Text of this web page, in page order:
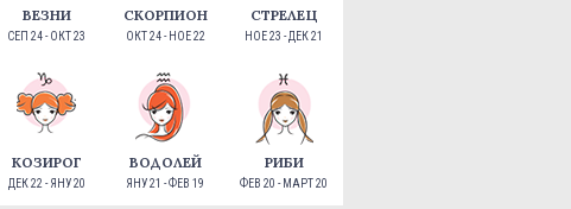
ВЕЗНИ
СЕП 24 - ОКТ 23
СКОРПИОН
ОКТ 24 - НОЕ 22
СТРЕЛЕЦ
НОЕ 23 - ДЕК 21
КОЗИРОГ
ДЕК 22 - ЯНУ 20
ВОДОЛЕЙ
ЯНУ 21 - ФЕВ 19
РИБИ
ФЕВ 20 - МАРТ 20